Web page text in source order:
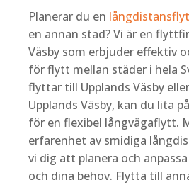
Planerar du en
en annan stad? Vi är en
Väsby som erbjuder effektiv
för flytt mellan städer i hela
flyttar till Upplands Väsby
Upplands Väsby, kan du lita
för en flexibel långvägaflytt.
erfarenhet av smidiga
vi dig att planera och
och dina behov. Flytta till